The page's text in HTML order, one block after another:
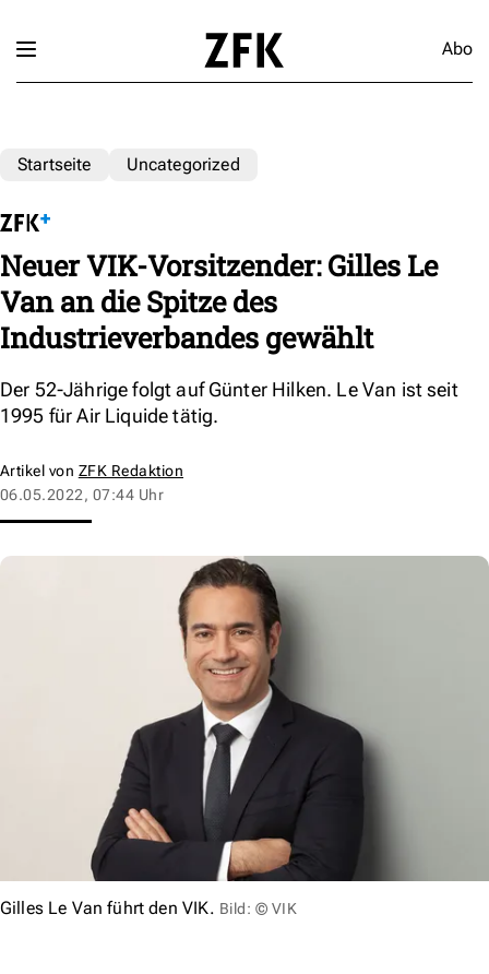
Abo
Startseite Uncategorized
Neuer VIK-Vorsitzender: Gilles Le
Van an die Spitze des
Industrieverbandes gewählt
Der 52-Jährige folgt auf Günter Hilken. Le Van ist seit
1995 für Air Liquide tätig.
Artikel von ZFK Redaktion
06.05.2022, 07:44 Uhr
Gilles Le Van führt den VIK. Bild: © VIK